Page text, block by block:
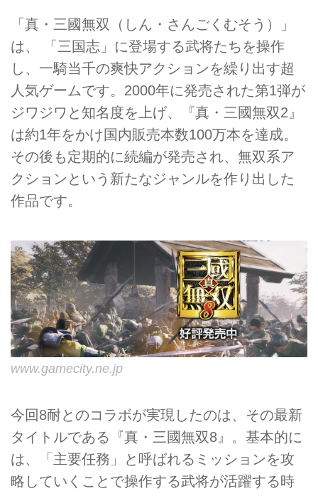
「真・三國無双（しん・さんごくむそう）」
は、 「三国志」に登場する武将たちを操作
し、一騎当千の爽快アクションを繰り出す超
人気ゲームです。2000年に発売された第1弾が
ジワジワと知名度を上げ、『真・三國無双2』
は約1年をかけ国内販売本数100万本を達成。
その後も定期的に続編が発売され、無双系ア
クションという新たなジャンルを作り出した
作品です。
www.gamecity.ne.jp
今回8耐とのコラボが実現したのは、その最新
タイトルである『真・三國無双8』。基本的に
は、「主要任務」と呼ばれるミッションを攻
略していくことで操作する武将が活躍する時